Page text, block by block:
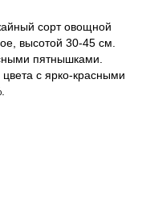
сорт овощной
высотой 30-45 см.
пятнышками.
с ярко-красными